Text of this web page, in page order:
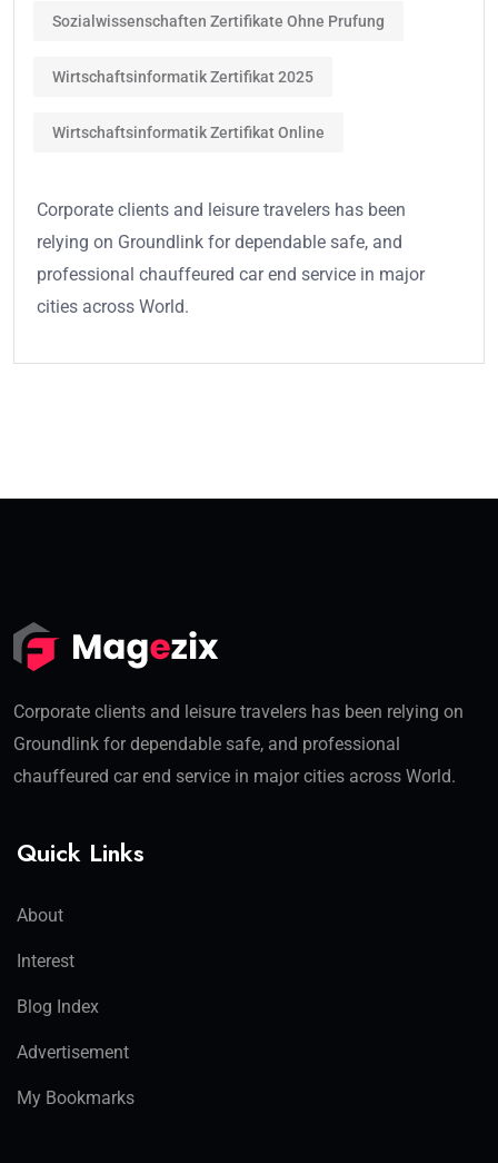
Sozialwissenschaften Zertifikate Ohne Prufung
Wirtschaftsinformatik Zertifikat 2025
Wirtschaftsinformatik Zertifikat Online
Corporate clients and leisure travelers has been
relying on Groundlink for dependable safe, and
professional chauffeured car end service in major
cities across World.
Corporate clients and leisure travelers has been relying on
Groundlink for dependable safe, and professional
chauffeured car end service in major cities across World.
Quick Links
About
Interest
Blog Index
Advertisement
My Bookmarks